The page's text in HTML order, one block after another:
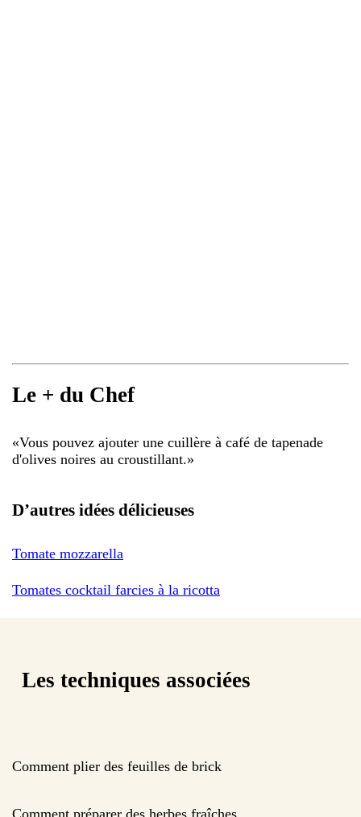
Le + du Chef
«Vous pouvez ajouter une cuillère à café de tapenade
d'olives noires au croustillant.»
D’autres idées délicieuses
Tomate mozzarella
Tomates cocktail farcies à la ricotta
Les techniques associées
Comment plier des feuilles de brick
Comment préparer des herbes fraîches